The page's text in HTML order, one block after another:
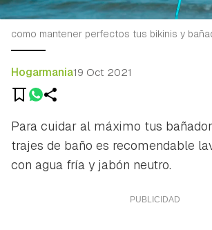
como mantener perfectos tus bikinis y
Hogarmania19 Oct 2021
Para cuidar al máximo tus
trajes de baño es recomendable
con agua fría y jabón neutro.